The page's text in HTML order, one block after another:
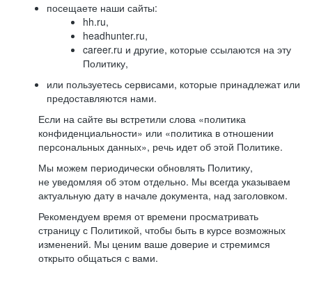
посещаете наши сайты:
hh.ru,
headhunter.ru,
career.ru и другие, которые ссылаются на эту
Политику,
или пользуетесь сервисами, которые принадлежат или
предоставляются нами.
Если на сайте вы встретили слова «политика
конфиденциальности» или «политика в отношении
персональных данных», речь идет об этой Политике.
Мы можем периодически обновлять Политику,
не уведомляя об этом отдельно. Мы всегда указываем
актуальную дату в начале документа, над заголовком.
Рекомендуем время от времени просматривать
страницу с Политикой, чтобы быть в курсе возможных
изменений. Мы ценим ваше доверие и стремимся
открыто общаться с вами.